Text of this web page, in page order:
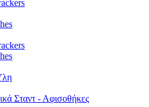
Σταντ - Αφισοθήκες